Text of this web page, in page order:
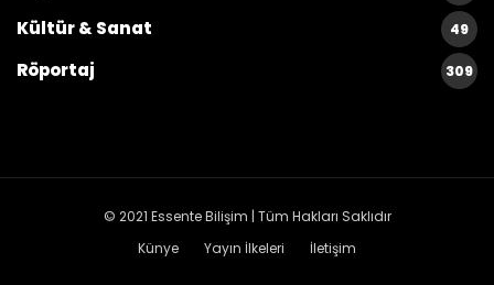
Kültür & Sanat 49
Röportaj 309
© 2021 Essente Bilişim | Tüm Hakları Saklıdır
Künye
Yayın İlkeleri İletişim